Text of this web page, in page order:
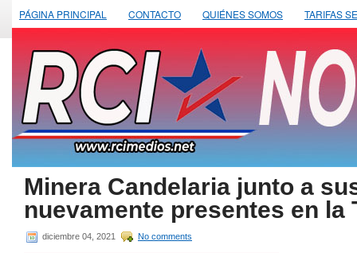
PÁGINA PRINCIPAL CONTACTO QUIÉNES SOMOS TARIFAS
Minera Candelaria junto a
nuevamente presentes en la
diciembre 04, 2021 No comments